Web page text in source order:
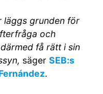
läggs grunden för
och
få rätt i sin
säger SEB:s
.